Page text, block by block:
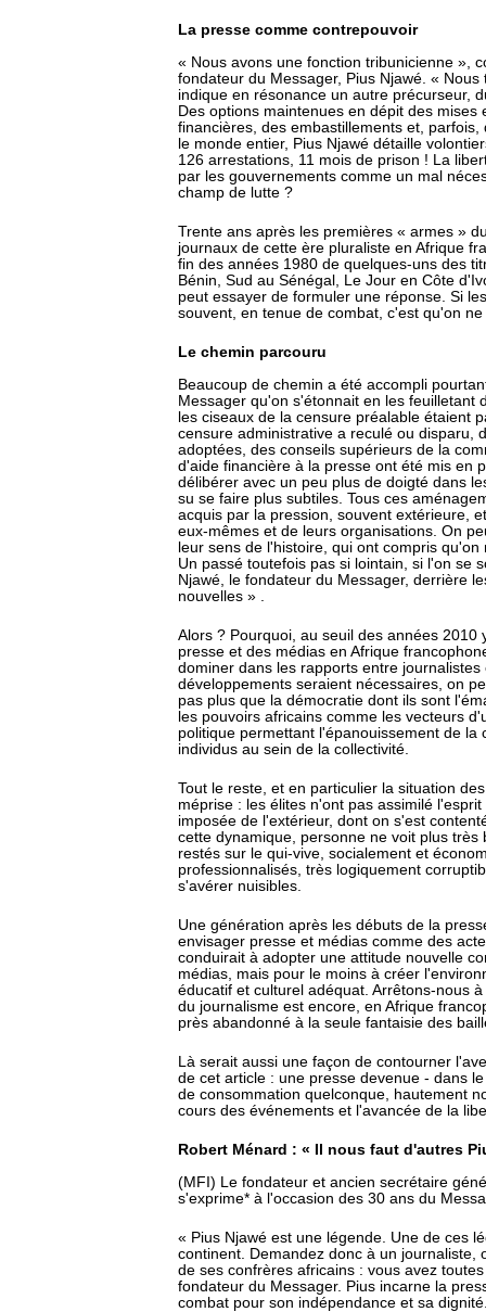
La presse comme contrepouvoir
« Nous avons une fonction tribunicienne »,
fondateur du Messager, Pius Njawé. «
indique en résonance un autre précurseur,
Des options maintenues en dépit des
financières, des embastillements et,
le monde entier, Pius Njawé détaille
126 arrestations, 11 mois de prison ! La
par les gouvernements comme un mal
champ de lutte ?
Trente ans après les premières « armes »
journaux de cette ère pluraliste en Afrique
fin des années 1980 de quelques-uns des
Bénin, Sud au Sénégal, Le Jour en Côte
peut essayer de formuler une réponse. Si
souvent, en tenue de combat, c'est qu'on
Le chemin parcouru
Beaucoup de chemin a été accompli
Messager qu'on s'étonnait en les feuilletant
les ciseaux de la censure préalable étaient
censure administrative a reculé ou disparu,
adoptées, des conseils supérieurs de la
d'aide financière à la presse ont été mis en
délibérer avec un peu plus de doigté dans
su se faire plus subtiles. Tous ces
acquis par la pression, souvent extérieure,
eux-mêmes et de leurs organisations. On
leur sens de l'histoire, qui ont compris
Un passé toutefois pas si lointain, si l'on se
Njawé, le fondateur du Messager, derrière
nouvelles » .
Alors ? Pourquoi, au seuil des années
presse et des médias en Afrique
dominer dans les rapports entre
développements seraient nécessaires, on
pas plus que la démocratie dont ils sont
les pouvoirs africains comme les vecteurs
politique permettant l'épanouissement de
individus au sein de la collectivité.
Tout le reste, et en particulier la situation
méprise : les élites n'ont pas assimilé
imposée de l'extérieur, dont on s'est
cette dynamique, personne ne voit plus
restés sur le qui-vive, socialement et
professionnalisés, très logiquement
s'avérer nuisibles.
Une génération après les débuts de la
envisager presse et médias comme des
conduirait à adopter une attitude nouvelle
médias, mais pour le moins à créer
éducatif et culturel adéquat. Arrêtons-nous
du journalisme est encore, en Afrique
près abandonné à la seule fantaisie des
Là serait aussi une façon de contourner
de cet article : une presse devenue - dans
de consommation quelconque, hautement
cours des événements et l'avancée de la
Robert Ménard : « Il nous faut d'autres
(MFI) Le fondateur et ancien secrétaire
s'exprime* à l'occasion des 30 ans du
« Pius Njawé est une légende. Une de ces
continent. Demandez donc à un
de ses confrères africains : vous avez
fondateur du Messager. Pius incarne la
combat pour son indépendance et sa